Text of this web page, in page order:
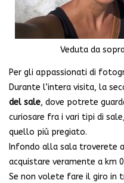
Veduta da
Per gli appassionati di
Durante l’intera visita, la
del sale, dove potrete
curiosare fra i vari tipi di
quello più pregiato.
Infondo alla sala troverete
acquistare veramente a
Se non volete fare il giro in